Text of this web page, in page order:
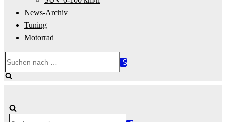
News-Archiv
Tuning
Motorrad
nach …